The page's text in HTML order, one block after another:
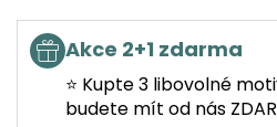
Akce 2+1 zdarma
⭐ Kupte 3 libovolné
budete mít od nás